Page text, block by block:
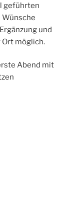
geführten
Wünsche
und
möglich.
Abend mit